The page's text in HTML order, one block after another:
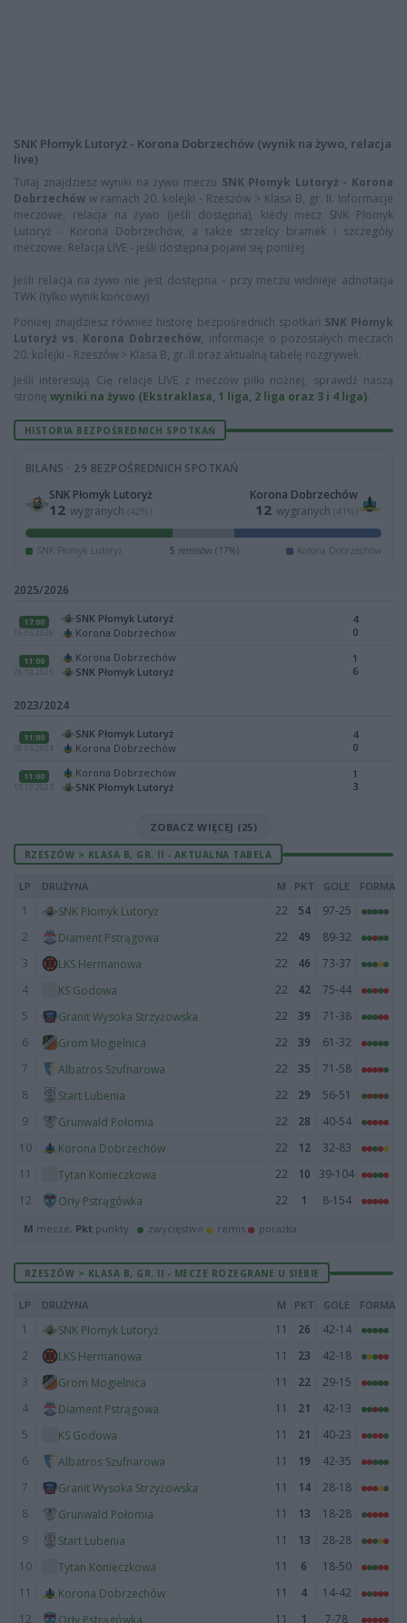
SNK Płomyk Lutoryż - Korona Dobrzechów (wynik na żywo, relacja
live)
Tutaj znajdziesz wyniki na żywo meczu SNK Płomyk Lutoryż - Korona
Dobrzechów w ramach 20. kolejki - Rzeszów > Klasa B, gr. II. Informacje
meczowe, relacja na żywo (jeśli dostępna), kiedy mecz SNK Płomyk
Lutoryż - Korona Dobrzechów, a także strzelcy bramek i szczegóły
meczowe. Relacja LIVE - jeśli dostępna pojawi się poniżej.
Jeśli relacja na żywo nie jest dostępna - przy meczu widnieje adnotacja
TWK (tylko wynik końcowy)
Poniżej znajdziesz również historę bezpośrednich spotkań SNK Płomyk
Lutoryż vs. Korona Dobrzechów, informacje o pozostałych meczach
20. kolejki - Rzeszów > Klasa B, gr. II oraz aktualną tabelę rozgrywek.
Jeśli interesują Cię relacje LIVE z meczów piłki nożnej, sprawdź naszą
stronę wyniki na żywo (Ekstraklasa, 1 liga, 2 liga oraz 3 i 4 liga).
HISTORIA BEZPOŚREDNICH SPOTKAŃ
BILANS · 29 BEZPOŚREDNICH SPOTKAŃ
SNK Płomyk Lutoryż
12 wygranych (42%)
Korona Dobrzechów
12 wygranych (41%)
SNK Płomyk Lutoryż 5 remisów (17%) Korona Dobrzechów
2025/2026
17:00
16.05.2026
SNK Płomyk Lutoryż
Korona Dobrzechów
4
0
11:00
26.10.2025
Korona Dobrzechów
SNK Płomyk Lutoryż
1
6
2023/2024
11:00
26.05.2024
SNK Płomyk Lutoryż
Korona Dobrzechów
4
0
11:00
15.10.2023
Korona Dobrzechów
SNK Płomyk Lutoryż
1
3
ZOBACZ WIĘCEJ (25)
RZESZÓW > KLASA B, GR. II - AKTUALNA TABELA
LP DRUŻYNA M PKT GOLE FORMA
1 SNK Płomyk Lutoryż 22 54
97-25
2
Diament Pstrągowa 22 49
89-32
3
LKS Hermanowa 22 46
73-37
4
KS Godowa 22 42
75-44
5
Granit Wysoka Strzyżowska 22 39
71-38
6
Grom Mogielnica 22 39
61-32
7
Albatros Szufnarowa 22 35
71-58
8
Start Lubenia 22 29
56-51
9
Grunwald Połomia 22 28
40-54
10
Korona Dobrzechów 22 12
32-83
11
Tytan Konieczkowa 22 10
39-104
12
Orły Pstrągówka 22 1 8-154
M mecze, Pkt punkty · zwycięstwo remis porażka
RZESZÓW > KLASA B, GR. II - MECZE ROZEGRANE U SIEBIE
LP DRUŻYNA M PKT GOLE FORMA
1 SNK Płomyk Lutoryż 11 26
42-14
2
LKS Hermanowa 11 23
42-18
3
Grom Mogielnica 11 22
29-15
4
Diament Pstrągowa 11 21
42-13
5
KS Godowa 11 21
40-23
6
Albatros Szufnarowa 11 19
42-35
7
Granit Wysoka Strzyżowska 11 14
28-18
8
Grunwald Połomia 11 13
18-28
9
Start Lubenia 11 13
28-28
10
Tytan Konieczkowa 11 6
18-50
11
Korona Dobrzechów 11 4
14-42
12
Orły Pstrągówka 11 1 7-78